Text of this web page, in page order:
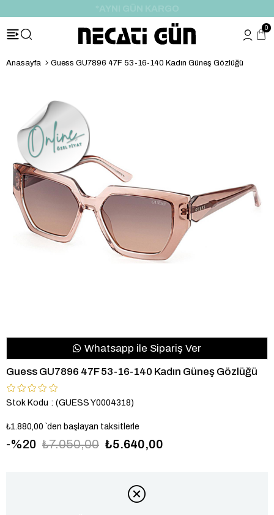
0
Anasayfa Guess GU7896 47F 53-16-140 Kadın Güneş Gözlüğü
Whatsapp ile Sipariş Ver
Guess GU7896 47F 53-16-140 Kadın Güneş Gözlüğü
Stok Kodu (GUESS Y0004318)
₺1.880,00 `den başlayan taksitlerle
20 ₺7.050,00 ₺5.640,00